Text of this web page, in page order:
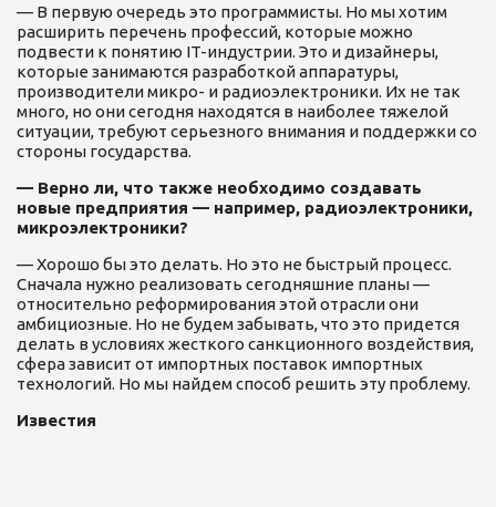
— В первую очередь это программисты. Но мы хотим
расширить перечень профессий, которые можно
подвести к понятию IT-индустрии. Это и дизайнеры,
которые занимаются разработкой аппаратуры,
производители микро- и радиоэлектроники. Их не так
много, но они сегодня находятся в наиболее тяжелой
ситуации, требуют серьезного внимания и поддержки со
стороны государства.
— Верно ли, что также необходимо создавать
новые предприятия — например, радиоэлектроники,
микроэлектроники?
— Хорошо бы это делать. Но это не быстрый процесс.
Сначала нужно реализовать сегодняшние планы —
относительно реформирования этой отрасли они
амбициозные. Но не будем забывать, что это придется
делать в условиях жесткого санкционного воздействия,
сфера зависит от импортных поставок импортных
технологий. Но мы найдем способ решить эту проблему.
Известия